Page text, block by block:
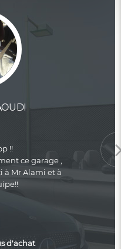
!!
ce garage ,
à Mr Alami et à
d'achat